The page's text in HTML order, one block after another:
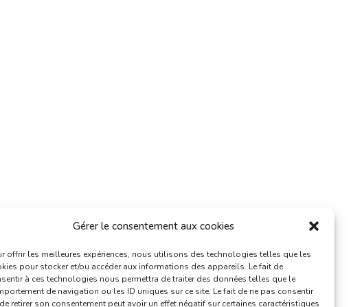
Gérer le consentement aux cookies
offrir les meilleures expériences, nous utilisons des technologies telles que les
pour stocker et/ou accéder aux informations des appareils. Le fait de
à ces technologies nous permettra de traiter des données telles que le
de navigation ou les ID uniques sur ce site. Le fait de ne pas consentir
retirer son consentement peut avoir un effet négatif sur certaines caractéristiques